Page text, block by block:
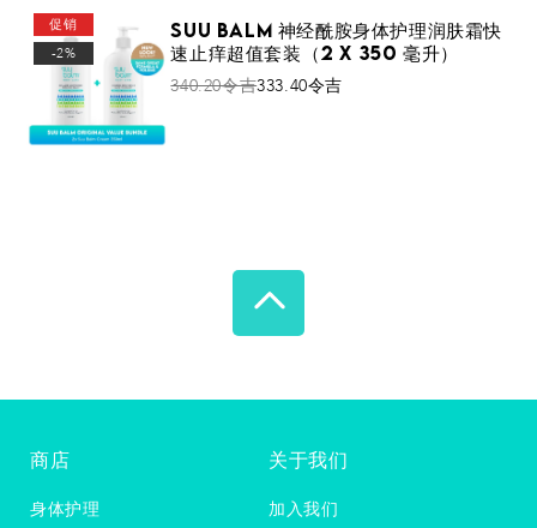
促销
-2%
Suu Balm 神经酰胺身体护理润肤霜快
速止痒超值套装（2 x 350 毫升）
340.20令吉333.40令吉
商店
身体护理
关于我们
加入我们